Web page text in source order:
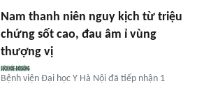
Nam thanh niên nguy kịch từ triệu
chứng sốt cao, đau âm ỉ vùng
thượng vị
Bệnh viện Đại học Y Hà Nội đã tiếp nhận 1